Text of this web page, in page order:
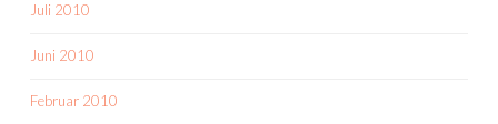
Juli 2010
Juni 2010
Februar 2010